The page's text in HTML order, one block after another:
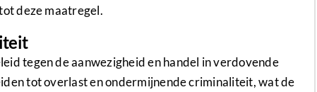
deze maatregel.
tegen de aanwezigheid en handel in verdovende
tot overlast en ondermijnende criminaliteit, wat de